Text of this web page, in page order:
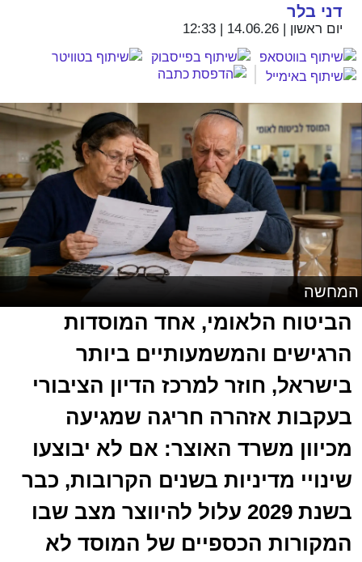
דני בלר
יום ראשון | 14.06.26 | 12:33
המחשה
הביטוח הלאומי, אחד המוסדות
הרגישים והמשמעותיים ביותר
בישראל, חוזר למרכז הדיון הציבורי
בעקבות אזהרה חריגה שמגיעה
מכיוון משרד האוצר: אם לא יבוצעו
שינויי מדיניות בשנים הקרובות, כבר
בשנת 2029 עלול להיווצר מצב שבו
המקורות הכספיים של המוסד לא